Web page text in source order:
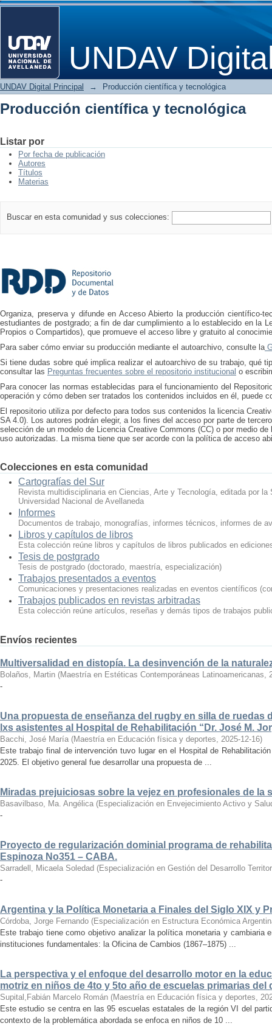
UNDAV
Producción científica y tecnológica
UNDAV Digital Principal → Producción científica y tecnológica
Producción científica y tecnológica
Listar por
Por fecha de publicación
Autores
Títulos
Materias
Buscar en esta comunidad y sus colecciones:
Organiza, preserva y difunde en Acceso Abierto la producción científico-
estudiantes de postgrado; a fin de dar cumplimiento a lo establecido en la
Propios o Compartidos), que promueve el acceso libre y gratuito al
Para saber cómo enviar su producción mediante el autoarchivo, consulte la
Si tiene dudas sobre qué implica realizar el autoarchivo de su trabajo, qué
consultar las Preguntas frecuentes sobre el repositorio institucional o
Para conocer las normas establecidas para el funcionamiento del
operación y cómo deben ser tratados los contenidos incluidos en él, puede
El repositorio utiliza por defecto para todos sus contenidos la licencia
SA 4.0). Los autores podrán elegir, a los fines del acceso por parte de
selección de un modelo de Licencia Creative Commons (CC) o por medio
uso autorizadas. La misma tiene que ser acorde con la política de acceso
Colecciones en esta comunidad
Cartografías del Sur
Revista multidisciplinaria en Ciencias, Arte y Tecnología, editada por
Universidad Nacional de Avellaneda
Informes
Documentos de trabajo, monografías, informes técnicos, informes de
Libros y capítulos de libros
Esta colección reúne libros y capítulos de libros publicados en
Tesis de postgrado
Tesis de postgrado (doctorado, maestría, especialización)
Trabajos presentados a eventos
Comunicaciones y presentaciones realizadas en eventos científicos
Trabajos publicados en revistas arbitradas
Esta colección reúne artículos, reseñas y demás tipos de trabajos
Envíos recientes
Multiversalidad en distopía. La desinvención de la
Bolaños, Martin (Maestría en Estéticas Contemporáneas Latinoamericanas,
-
Una propuesta de enseñanza del rugby en silla de
lxs asistentes al Hospital de Rehabilitación “Dr. José M.
Bacchi, José María (Maestría en Educación física y deportes, 2025-12-16)
Este trabajo final de intervención tuvo lugar en el Hospital de
2025. El objetivo general fue desarrollar una propuesta de ...
Miradas prejuiciosas sobre la vejez en profesionales de la
Basavilbaso, Ma. Angélica (Especialización en Envejecimiento Activo y
-
Proyecto de regularización dominial programa de
Espinoza No351 – CABA.
Sarradell, Micaela Soledad (Especialización en Gestión del Desarrollo
-
Argentina y la Política Monetaria a Finales del Siglo XIX y
Córdoba, Jorge Fernando (Especialización en Estructura Económica
Este trabajo tiene como objetivo analizar la política monetaria y
instituciones fundamentales: la Oficina de Cambios (1867–1875) ...
La perspectiva y el enfoque del desarrollo motor en la
motriz en niños de 4to y 5to año de escuelas primarias
Supital,Fabián Marcelo Román (Maestría en Educación física y deportes,
Este estudio se centra en las 95 escuelas estatales de la región VI del
contexto de la problemática abordada se enfoca en niños de 10 ...